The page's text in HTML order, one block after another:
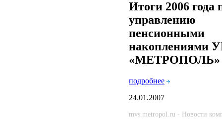
Итоги 2006 года
управлению
пенсионными
накоплениями
«МЕТРОПОЛЬ»
подробнее
24.01.2007
mvs.metropol.ru - Новости